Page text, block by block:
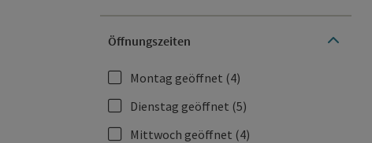
Öffnungszeiten
Montag geöffnet (4)
Dienstag geöffnet (5)
Mittwoch geöffnet (4)